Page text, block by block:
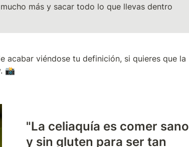
más y sacar todo lo que llevas dentro
acabar viéndose tu definición, si quieres que la
📸
"La celiaquía es comer sano
y sin gluten para ser tan